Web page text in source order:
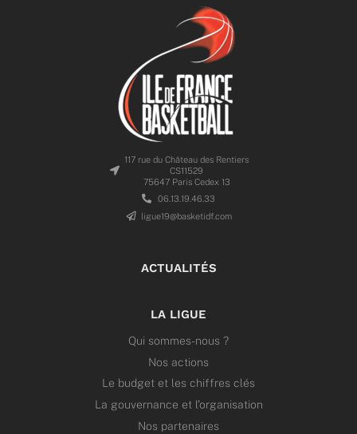
117 rue du Château des Rentiers
CS11529
75647 Paris Cedex 13
06.13.19.46.33
ligue19@basketidf.com
ACTUALITÉS
LA LIGUE
Qui sommes-nous ?
Nos actions
Le budget et les chiffres clés
La gouvernance et l’organisation
Nos partenaires